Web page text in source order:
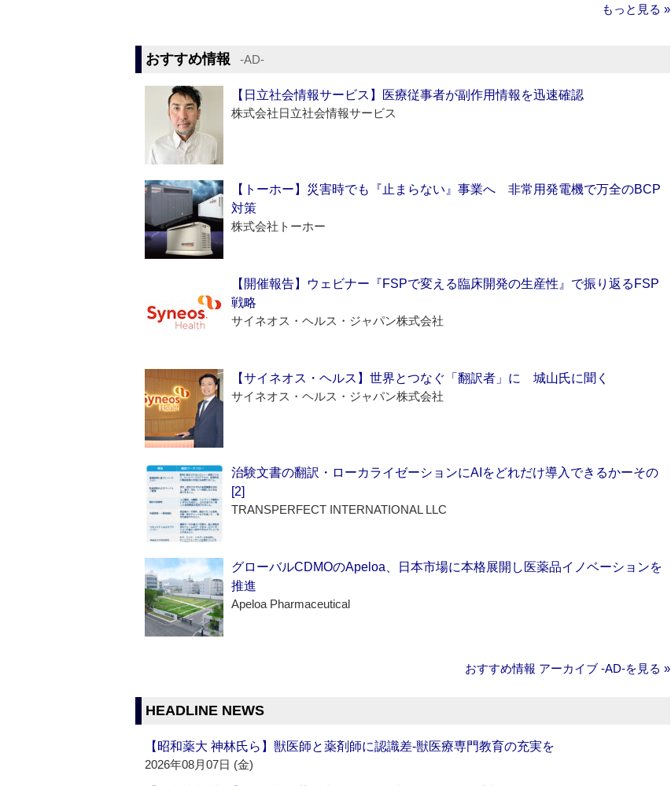
もっと見る »
おすすめ情報 ‐AD‐
【日立社会情報サービス】医療従事者が副作用情報を迅速確認
株式会社日立社会情報サービス
【トーホー】災害時でも『止まらない』事業へ 非常用発電機で万全のBCP
対策
株式会社トーホー
【開催報告】ウェビナー『FSPで変える臨床開発の生産性』で振り返るFSP
戦略
サイネオス・ヘルス・ジャパン株式会社
【サイネオス・ヘルス】世界とつなぐ「翻訳者」に 城山氏に聞く
サイネオス・ヘルス・ジャパン株式会社
治験文書の翻訳・ローカライゼーションにAIをどれだけ導入できるかーその
[2]
TRANSPERFECT INTERNATIONAL LLC
グローバルCDMOのApeloa、日本市場に本格展開し医薬品イノベーションを
推進
Apeloa Pharmaceutical
おすすめ情報 アーカイブ ‐AD‐を見る »
HEADLINE NEWS
【昭和薬大 神林氏ら】獣医師と薬剤師に認識差‐獣医療専門教育の充実を
2026年08月07日 (金)